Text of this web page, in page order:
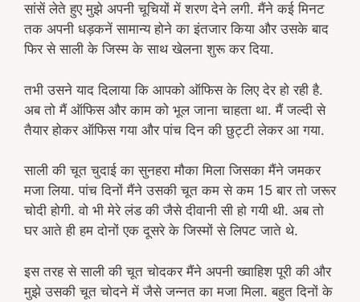
सांसें लेते हुए मुझे अपनी चूचियों में शरण देने लगी. मैंने कई मिनट
तक अपनी धड़कनें सामान्य होने का इंतजार किया और उसके बाद
फिर से साली के जिस्म के साथ खेलना शुरू कर दिया.
तभी उसने याद दिलाया कि आपको ऑफिस के लिए देर हो रही है.
अब तो मैं ऑफिस और काम को भूल जाना चाहता था. मैं जल्दी से
तैयार होकर ऑफिस गया और पांच दिन की छुट्टी लेकर आ गया.
साली की चूत चुदाई का सुनहरा मौका मिला जिसका मैंने जमकर
मजा लिया. पांच दिनों मैंने उसकी चूत कम से कम 15 बार तो जरूर
चोदी होगी. वो भी मेरे लंड की जैसे दीवानी सी हो गयी थी. अब तो
घर आते ही हम दोनों एक दूसरे के जिस्मों से लिपट जाते थे.
इस तरह से साली की चूत चोदकर मैंने अपनी ख्वाहिश पूरी की और
मुझे उसकी चूत चोदने में जैसे जन्नत का मजा मिला. बहुत दिनों के